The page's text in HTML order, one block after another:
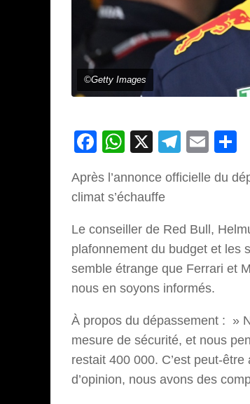
©Getty Images
Facebook
WhatsApp
X
Après l’annonce officielle du
climat s’échauffe
Le conseiller de Red Bull,
plafonnement du budget et les
semble étrange que Ferrari et
nous en soyons informés.
À propos du dépassement : »
mesure de sécurité, et nous
restait 400 000. C’est peut-
d’opinion, nous avons des